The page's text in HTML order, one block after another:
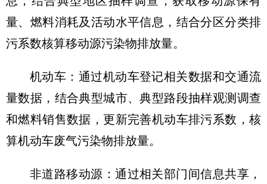
量、燃料消耗及活动水平信息，结合分区分类排
污系数核算移动源污染物排放量。
机动车：通过机动车登记相关数据和交通流
量数据，结合典型城市、典型路段抽样观测调查
和燃料销售数据，更新完善机动车排污系数，核
算机动车废气污染物排放量。
非道路移动源：通过相关部门间信息共享，